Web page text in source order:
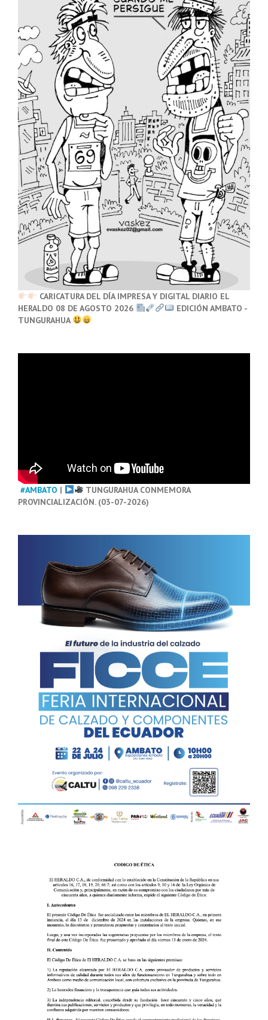
CARICATURA DEL DÍA IMPRESA Y DIGITAL DIARIO EL
HERALDO 08 DE AGOSTO 2026
EDICIÓN AMBATO -
TUNGURAHUA
#AMBATO |
TUNGURAHUA CONMEMORA
PROVINCIALIZACIÓN. (03-07-2026)